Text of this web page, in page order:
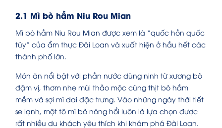
2.1 Mì bò hầm Niu Rou Mian
Mì bò hầm Niu Rou Mian được xem là “quốc hồn quốc
túy” của ẩm thực Đài Loan và xuất hiện ở hầu hết các
thành phố lớn.
Món ăn nổi bật với phần nước dùng ninh từ xương bò
đậm vị, thơm nhẹ mùi thảo mộc cùng thịt bò hầm
mềm và sợi mì dai đặc trưng. Vào những ngày thời tiết
se lạnh, một tô mì bò nóng hổi luôn là lựa chọn được
rất nhiều du khách yêu thích khi khám phá Đài Loan.